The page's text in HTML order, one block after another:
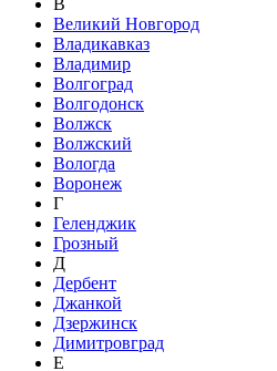
В
Великий Новгород
Владикавказ
Владимир
Волгоград
Волгодонск
Волжск
Волжский
Вологда
Воронеж
Г
Геленджик
Грозный
Д
Дербент
Джанкой
Дзержинск
Димитровград
Е